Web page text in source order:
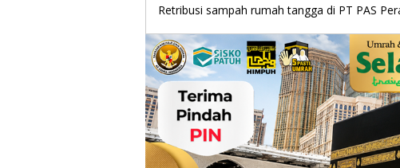
Retribusi sampah rumah tangga di PT PAS